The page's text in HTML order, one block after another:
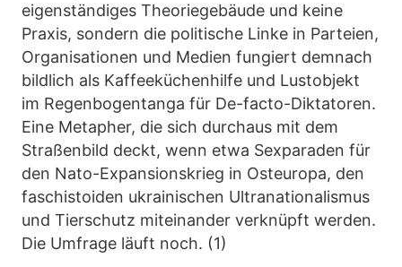
eigenständiges Theoriegebäude und keine
Praxis, sondern die politische Linke in Parteien,
Organisationen und Medien fungiert demnach
bildlich als Kaffeeküchenhilfe und Lustobjekt
im Regenbogentanga für De-facto-Diktatoren.
Eine Metapher, die sich durchaus mit dem
Straßenbild deckt, wenn etwa Sexparaden für
den Nato-Expansionskrieg in Osteuropa, den
faschistoiden ukrainischen Ultranationalismus
und Tierschutz miteinander verknüpft werden.
Die Umfrage läuft noch. (1)